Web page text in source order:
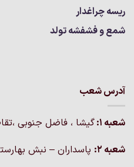
ریسه چراغدار
شمع و فشفشه تولد
آدرس شعب
شعبه 1:
گيشا ، فاضل جنوبی ،تقاطع
شعبه 2:
پاسداران – نبش